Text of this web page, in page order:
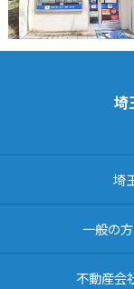
埼
埼
一般の
不動産会